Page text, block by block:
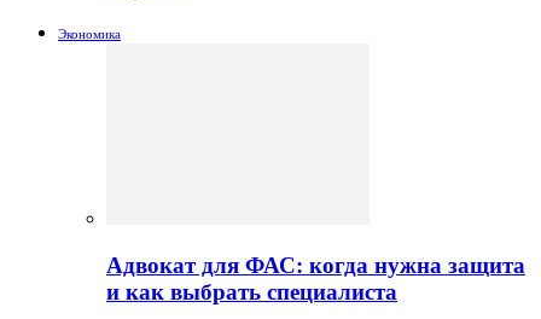
Экономика
Адвокат для ФАС: когда нужна защита
и как выбрать специалиста